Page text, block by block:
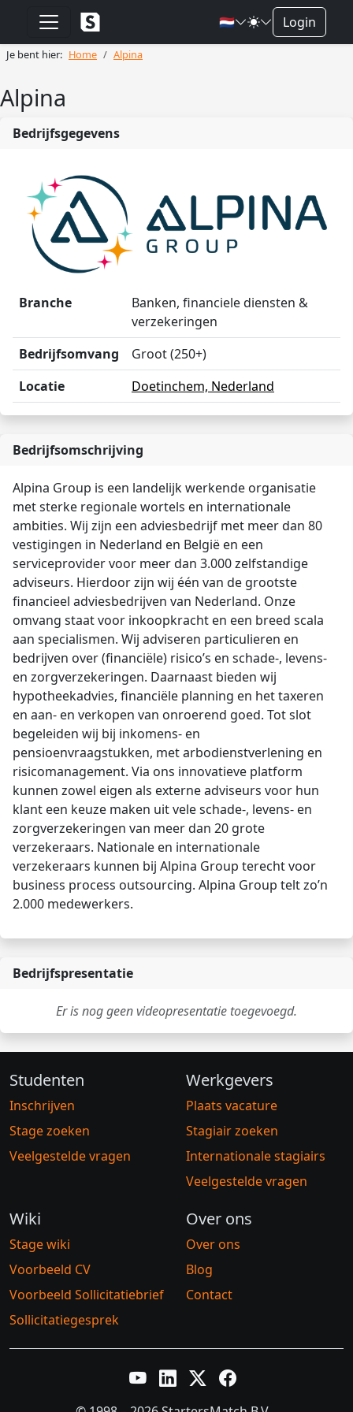
🇳🇱 Login
Je bent hier: Home Alpina
Alpina
Bedrijfsgegevens
Branche
Banken, financiele diensten &
verzekeringen
Bedrijfsomvang
Groot (250+)
Locatie
Doetinchem, Nederland
Bedrijfsomschrijving
Alpina Group is een landelijk werkende organisatie
met sterke regionale wortels en internationale
ambities. Wij zijn een adviesbedrijf met meer dan 80
vestigingen in Nederland en België en een
serviceprovider voor meer dan 3.000 zelfstandige
adviseurs. Hierdoor zijn wij één van de grootste
financieel adviesbedrijven van Nederland. Onze
omvang staat voor inkoopkracht en een breed scala
aan specialismen. Wij adviseren particulieren en
bedrijven over (financiële) risico’s en schade-, levens-
en zorgverzekeringen. Daarnaast bieden wij
hypotheekadvies, financiële planning en het taxeren
en aan- en verkopen van onroerend goed. Tot slot
begeleiden wij bij inkomens- en
pensioenvraagstukken, met arbodienstverlening en
risicomanagement. Via ons innovatieve platform
kunnen zowel eigen als externe adviseurs voor hun
klant een keuze maken uit vele schade-, levens- en
zorgverzekeringen van meer dan 20 grote
verzekeraars. Nationale en internationale
verzekeraars kunnen bij Alpina Group terecht voor
business process outsourcing. Alpina Group telt zo’n
2.000 medewerkers.
Bedrijfspresentatie
Er is nog geen videopresentatie toegevoegd.
Studenten
Inschrijven
Stage zoeken
Veelgestelde vragen
Werkgevers
Plaats vacature
Stagiair zoeken
Internationale stagiairs
Veelgestelde vragen
Wiki
Stage wiki
Voorbeeld CV
Voorbeeld Sollicitatiebrief
Sollicitatiegesprek
Over ons
Over ons
Blog
Contact
YouTubeLinkedInTwitter XFacebook